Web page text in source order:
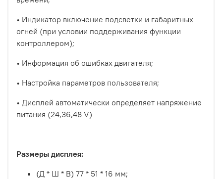
• Индикатор включение подсветки и габаритных
огней (при условии поддерживания функции
контроллером);
• Информация об ошибках двигателя;
• Настройка параметров пользователя;
• Дисплей автоматически определяет напряжение
питания (24,36,48 V)
Размеры дисплея:
(Д * Ш * В) 77 * 51 * 16 мм;